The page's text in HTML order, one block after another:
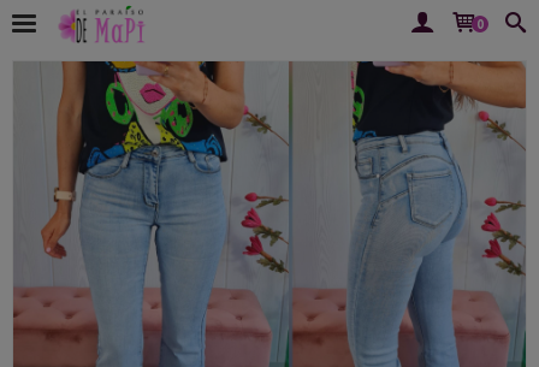
0